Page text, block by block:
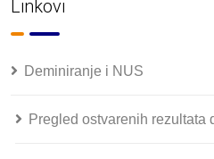
Linkovi
Deminiranje i NUS
Pregled ostvarenih rezultata